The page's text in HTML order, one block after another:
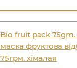
Bio fruit pack
маска фруктова
75грм. хімалая